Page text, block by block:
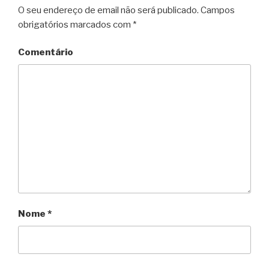
O seu endereço de email não será publicado. Campos
obrigatórios marcados com *
Comentário
Nome *